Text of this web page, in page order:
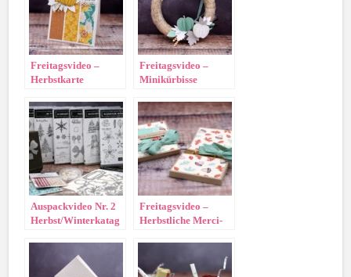
Freitagsvideo –
Herbstkarte
Freitagsvideo –
Minikürbisse
Auspackvideo Nr. 2
Herbst/Winterkatag
Freitagsvideo –
Herbstliche Merci-